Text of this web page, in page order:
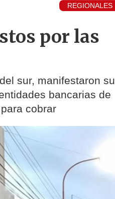
REGIONALES
por las
sur, manifestaron su
bancarias de
cobrar